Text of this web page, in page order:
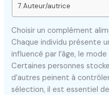
Auteur/autrice
Choisir un complément
Chaque individu présente
influencé par l’âge, le
Certaines personnes
d’autres peinent à
sélection, il est essentiel